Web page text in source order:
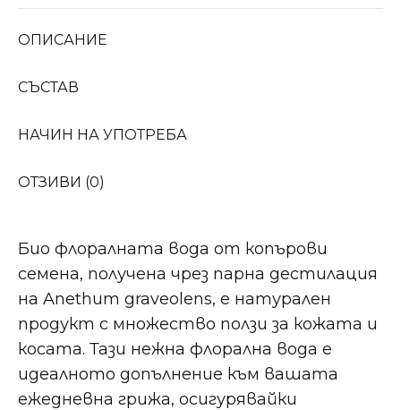
ОПИСАНИЕ
СЪСТАВ
НАЧИН НА УПОТРЕБА
ОТЗИВИ (0)
Био флоралната вода от копърови
семена, получена чрез парна дестилация
на Anethum graveolens, е натурален
продукт с множество ползи за кожата и
косата. Тази нежна флорална вода е
идеалното допълнение към вашата
ежедневна грижа, осигурявайки